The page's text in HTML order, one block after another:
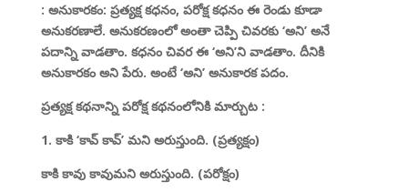
: అనుకారకం: ప్రత్యక్ష కధనం, పరోక్ష కధనం ఈ రెండు కూడా
అనుకరణాలే. అనుకరణంలో అంతా చెప్పి చివరకు ‘అని’ అనే
పదాన్ని వాడతాం. కధనం చివర ఈ ‘అని’ని వాడతాం. దీనికి
అనుకారకం అని పేరు. అంటే ‘అని’ అనుకారక పదం.
ప్రత్యక్ష కథనాన్ని పరోక్ష కథనంలోనికి మార్చుట :
1. కాకి ‘కావ్ కావ్’ మని అరుస్తుంది. (ప్రత్యక్షం)
కాకి కావు కావుమని అరుస్తుంది. (పరోక్షం)